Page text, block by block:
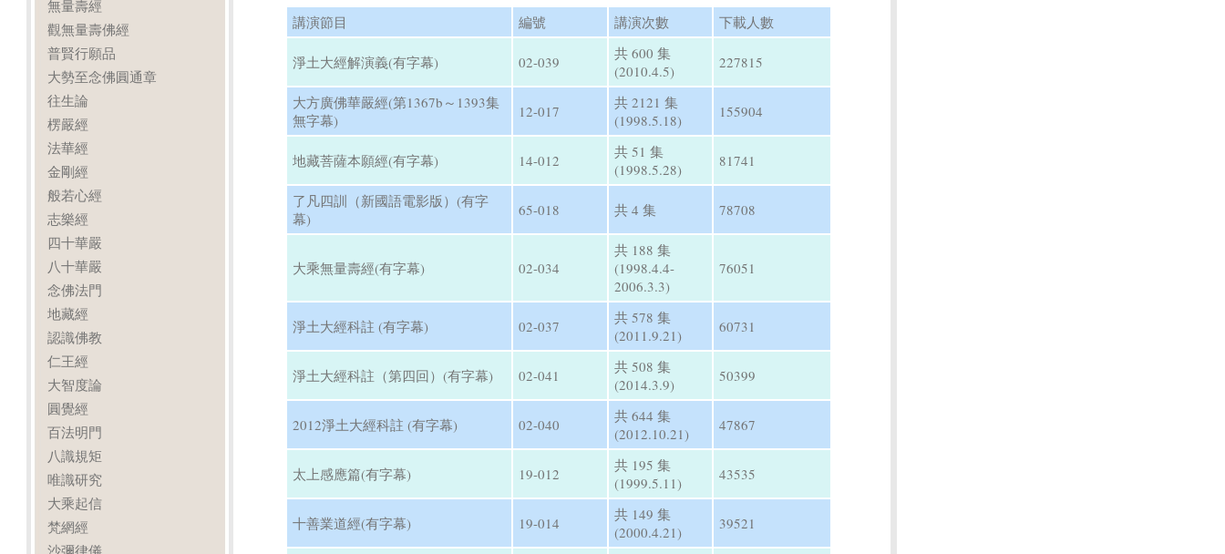
無量壽經
觀無量壽佛經
普賢行願品
大勢至念佛圓通章
往生論
楞嚴經
法華經
金剛經
般若心經
志樂經
四十華嚴
八十華嚴
念佛法門
地藏經
認識佛教
仁王經
大智度論
圓覺經
百法明門
八識規矩
唯識研究
大乘起信
梵網經
沙彌律儀
講演節目 編號 講演次數 下載人數
淨土大經解演義(有字幕) 02-039
共 600 集
(2010.4.5)
227815
大方廣佛華嚴經(第1367b～1393集
無字幕)
12-017
共 2121 集
(1998.5.18)
155904
地藏菩薩本願經(有字幕) 14-012
共 51 集
(1998.5.28)
81741
了凡四訓（新國語電影版）(有字
幕)
65-018 共 4 集 78708
大乘無量壽經(有字幕) 02-034
共 188 集
(1998.4.4-
2006.3.3)
76051
淨土大經科註 (有字幕) 02-037
共 578 集
(2011.9.21)
60731
淨土大經科註（第四回）(有字幕) 02-041
共 508 集
(2014.3.9)
50399
2012淨土大經科註 (有字幕) 02-040
共 644 集
(2012.10.21)
47867
太上感應篇(有字幕) 19-012
共 195 集
(1999.5.11)
43535
十善業道經(有字幕) 19-014
共 149 集
(2000.4.21)
39521